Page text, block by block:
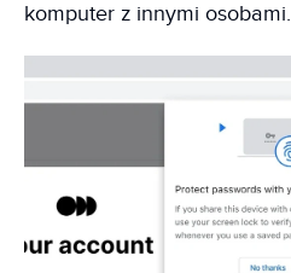
komputer z innymi osobami.